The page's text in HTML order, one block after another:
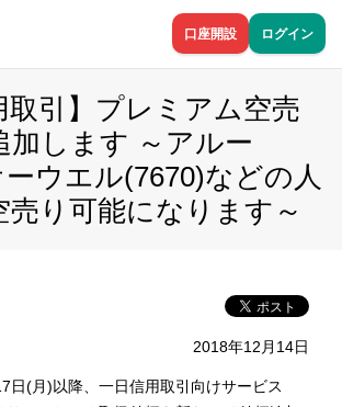
口座開設 ログイン
取引】プレミアム空売
加します ～アルー
ウエル(7670)などの人
売り可能になります～
2018年12月14日
日(月)以降、一日信用取引向けサービス